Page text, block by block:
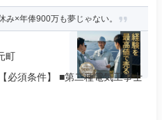
み×年俸900万も夢じゃない。
町
必須条件】 ■第二種電気工事士